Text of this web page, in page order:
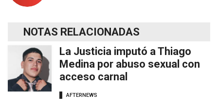
NOTAS RELACIONADAS
La Justicia imputó a Thiago
Medina por abuso sexual con
acceso carnal
AFTERNEWS